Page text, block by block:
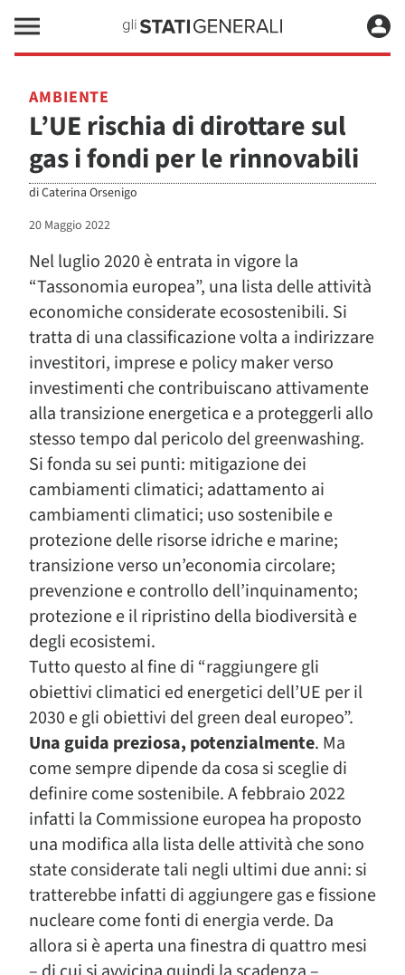
AMBIENTE
L’UE rischia di dirottare sul
gas i fondi per le rinnovabili
diCaterina Orsenigo
20 Maggio 2022
Nel luglio 2020 è entrata in vigore la
“Tassonomia europea”, una lista delle attività
economiche considerate ecosostenibili. Si
tratta di una classificazione volta a indirizzare
investitori, imprese e policy maker verso
investimenti che contribuiscano attivamente
alla transizione energetica e a proteggerli allo
stesso tempo dal pericolo del greenwashing.
Si fonda su sei punti: mitigazione dei
cambiamenti climatici; adattamento ai
cambiamenti climatici; uso sostenibile e
protezione delle risorse idriche e marine;
transizione verso un’economia circolare;
prevenzione e controllo dell’inquinamento;
protezione e il ripristino della biodiversità e
degli ecosistemi.
Tutto questo al fine di “raggiungere gli
obiettivi climatici ed energetici dell’UE per il
2030 e gli obiettivi del green deal europeo”.
Una guida preziosa, potenzialmente. Ma
come sempre dipende da cosa si sceglie di
definire come sostenibile. A febbraio 2022
infatti la Commissione europea ha proposto
una modifica alla lista delle attività che sono
state considerate tali negli ultimi due anni: si
tratterebbe infatti di aggiungere gas e fissione
nucleare come fonti di energia verde. Da
allora si è aperta una finestra di quattro mesi